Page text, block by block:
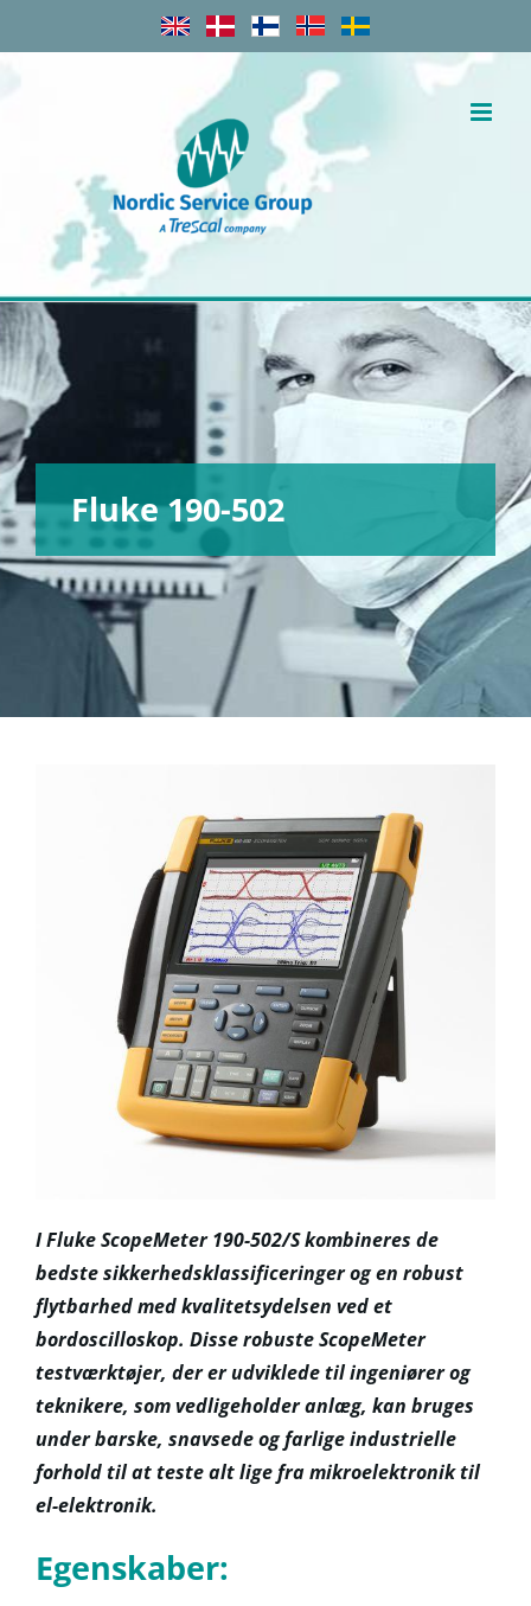
to
Fluke 190-502
I Fluke ScopeMeter 190-502/S kombineres de
bedste sikkerhedsklassificeringer og en robust
flytbarhed med kvalitetsydelsen ved et
bordoscilloskop. Disse robuste ScopeMeter
testværktøjer, der er udviklede til ingeniører og
teknikere, som vedligeholder anlæg, kan bruges
under barske, snavsede og farlige industrielle
forhold til at teste alt lige fra mikroelektronik til
el-elektronik.
Egenskaber: